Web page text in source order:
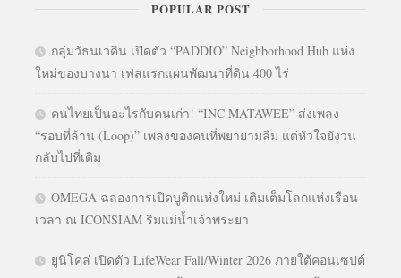
POPULAR POST
กลุ่มวัธนเวคิน เปิดตัว “PADDIO” Neighborhood Hub แห่ง
ใหม่ของบางนา เฟสแรกแผนพัฒนาที่ดิน 400 ไร่
คนไทยเป็นอะไรกับคนเก่า! “INC MATAWEE” ส่งเพลง
“รอบที่ล้าน (Loop)” เพลงของคนที่พยายามลืม แต่หัวใจยังวน
กลับไปที่เดิม
OMEGA ฉลองการเปิดบูติกแห่งใหม่ เติมเต็มโลกแห่งเรือน
เวลา ณ ICONSIAM ริมแม่น้ำเจ้าพระยา
ยูนิโคล่ เปิดตัว LifeWear Fall/Winter 2026 ภายใต้คอนเซปต์